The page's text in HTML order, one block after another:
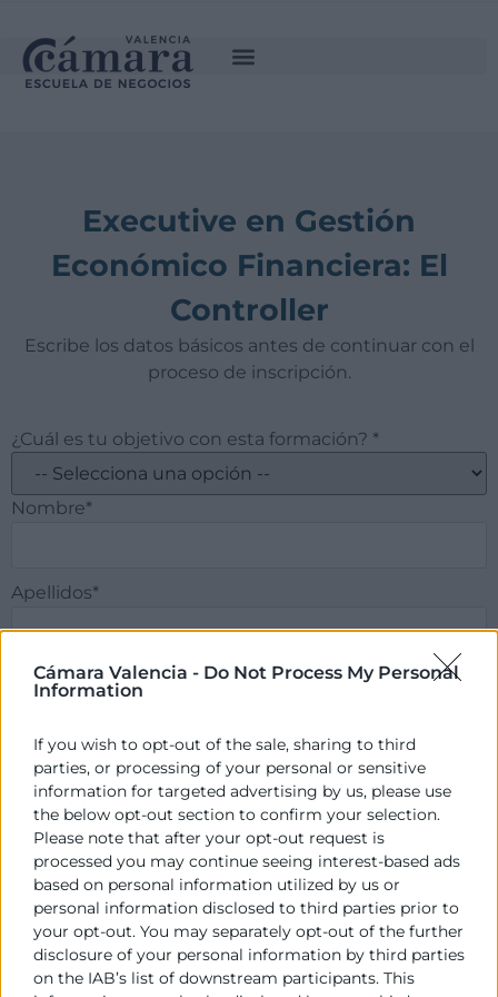
Cámara Valencia - Do Not Process My Personal
Information
If you wish to opt-out of the sale, sharing to third
parties, or processing of your personal or sensitive
information for targeted advertising by us, please use
the below opt-out section to confirm your selection.
Please note that after your opt-out request is
processed you may continue seeing interest-based ads
based on personal information utilized by us or
personal information disclosed to third parties prior to
your opt-out. You may separately opt-out of the further
disclosure of your personal information by third parties
on the IAB’s list of downstream participants. This
Executive en Gestión
Económico Financiera: El
Controller
Escribe los datos básicos antes de continuar con el
proceso de inscripción.
¿Cuál es tu objetivo con esta formación? *
Nombre*
Apellidos*
Correo electronico*
Móvil*
Fecha de Nacimiento*
Acepto elAviso Legaly la Política de Privacidadde
Cámara Valencia*